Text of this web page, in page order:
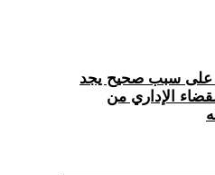
على سبب صحیح یجد
الإداري من